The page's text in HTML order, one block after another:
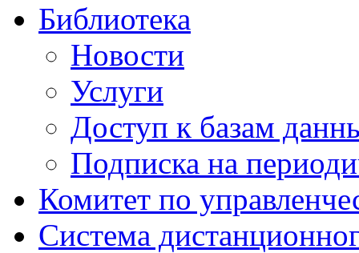
Библиотека
Новости
Услуги
Доступ к базам
Подписка на
Комитет по
Система